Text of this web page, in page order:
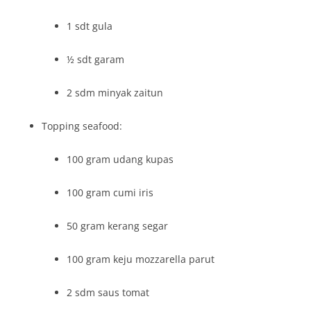
1 sdt gula
½ sdt garam
2 sdm minyak zaitun
Topping seafood:
100 gram udang kupas
100 gram cumi iris
50 gram kerang segar
100 gram keju mozzarella parut
2 sdm saus tomat